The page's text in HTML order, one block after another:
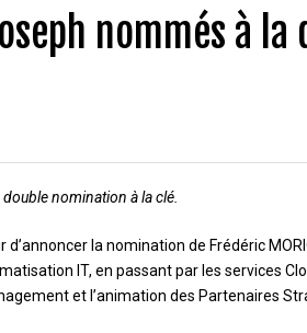
nommés à
nomination à la clé.
la nomination de Frédéric
IT, en passant par les services
et l’animation des Partenaires